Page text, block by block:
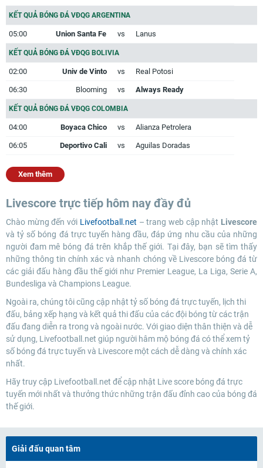
KẾT QUẢ BÓNG ĐÁ VĐQG ARGENTINA
05:00 Union Santa Fe vs Lanus
KẾT QUẢ BÓNG ĐÁ VĐQG BOLIVIA
02:00 Univ de Vinto vs Real Potosi
06:30 Blooming vs Always Ready
KẾT QUẢ BÓNG ĐÁ VĐQG COLOMBIA
04:00 Boyaca Chico vs Alianza Petrolera
06:05 Deportivo Cali vs Aguilas Doradas
Xem thêm
Livescore trực tiếp hôm nay đầy đủ
Chào mừng đến với Livefootball.net – trang web cập nhật Livescore
và tỷ số bóng đá trực tuyến hàng đầu, đáp ứng nhu cầu của những
người đam mê bóng đá trên khắp thế giới. Tại đây, bạn sẽ tìm thấy
những thông tin chính xác và nhanh chóng về Livescore bóng đá từ
các giải đấu hàng đầu thế giới như Premier League, La Liga, Serie A,
Bundesliga và Champions League.
Ngoài ra, chúng tôi cũng cập nhật tỷ số bóng đá trực tuyến, lịch thi
đấu, bảng xếp hạng và kết quả thi đấu của các đội bóng từ các trận
đấu đang diễn ra trong và ngoài nước. Với giao diện thân thiện và dễ
sử dụng, Livefootball.net giúp người hâm mộ bóng đá có thể xem tỷ
số bóng đá trực tuyến và Livescore một cách dễ dàng và chính xác
nhất.
Hãy truy cập Livefootball.net để cập nhật Live score bóng đá trực
tuyến mới nhất và thưởng thức những trận đấu đỉnh cao của bóng đá
thế giới.
Giải đấu quan tâm